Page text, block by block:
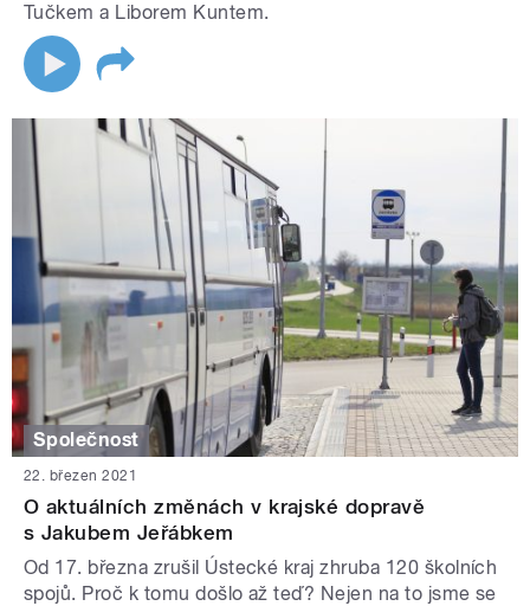
Tučkem a Liborem Kuntem.
Společnost
22. březen 2021
O aktuálních změnách v krajské dopravě
s Jakubem Jeřábkem
Od 17. března zrušil Ústecké kraj zhruba 120 školních
spojů. Proč k tomu došlo až teď? Nejen na to jsme se